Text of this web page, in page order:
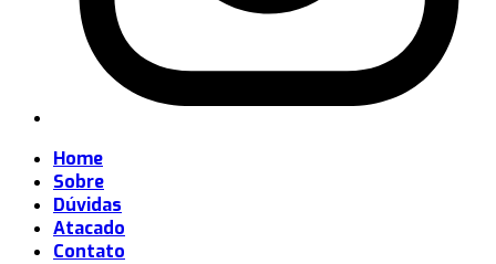
Home
Sobre
Dúvidas
Atacado
Contato